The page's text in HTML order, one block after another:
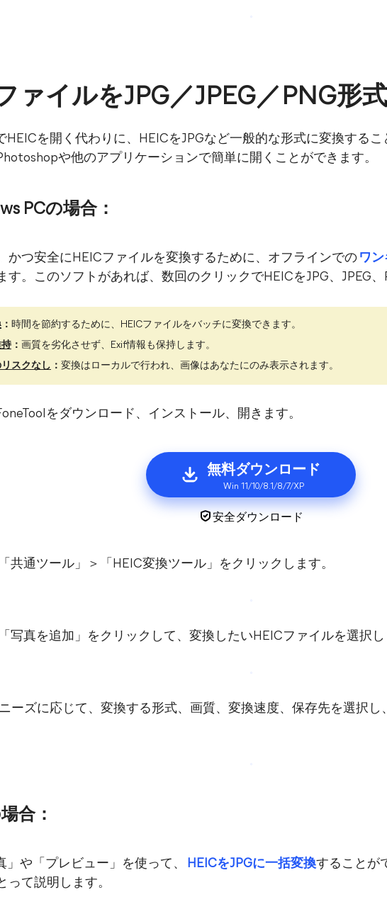
ァイルをJPG／JPEG／PNG形
HEICを開く代わりに、HEICをJPGなど一般的な形式に変換する
や他のアプリケーションで簡単に開くことができます。
PCの場合：
かつ安全にHEICファイルを変換するために、オフラインでの ワ
す。このソフトがあれば、数回のクリックでHEICをJPG、JPEG、
： 時間を節約するために、HEICファイルをバッチに変換できます。
： 画質を劣化させず、Exif情報も保持します。
スクなし ： 変換はローカルで行われ、画像はあなたにのみ表示されます。
をダウンロード、インストール、開きます。
無料ダウンロード
Win 11/10/8.1/8/7/XP
安全ダウンロード
共通ツール」＞「HEIC変換ツール」をクリックします。
写真を追加」をクリックして、変換したいHEICファイルを選択し
ーズに応じて、変換する形式、画質、変換速度、保存先を選択し
合：
」や「プレビュー」を使って、 HEICをJPGに一括変換することが
って説明します。